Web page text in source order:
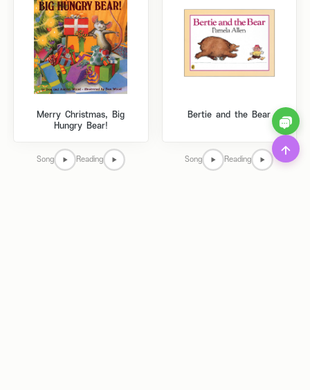
Merry Christmas, Big
Hungry Bear!
Song Reading
Bertie and the Bear
Song Reading